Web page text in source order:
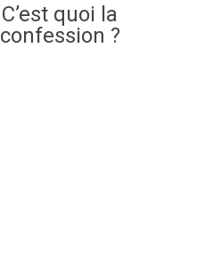
C’est quoi la
confession ?